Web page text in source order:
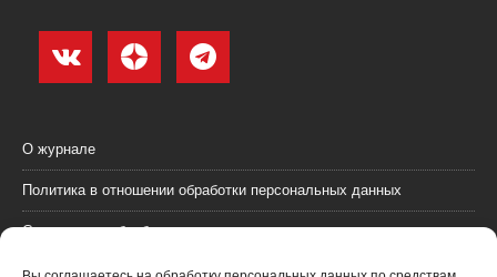
О журнале
Политика в отношении обработки персональных данных
Согласие на обработку персональных данных
Пользовательское соглашение (оферта)